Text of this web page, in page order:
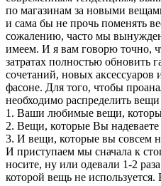
по магазинам за новыми
и сама бы не прочь поменять
сожалению, часто мы
имеем. И я вам говорю точно,
затратах полностью обновить
сочетаний, новых
фасоне. Для того, чтобы
необходимо распределить
1. Ваши любимые вещи,
2. Вещи, которые Вы надеваете
3. И вещи, которые вы совсем
И приступаем мы сначала к
носите, ну или одевали 1-2
которой вещь не